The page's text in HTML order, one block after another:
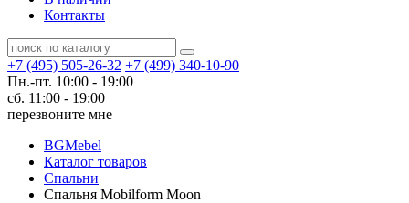
Контакты
+7 (495) 505-26-32 +7 (499) 340-10-90
Пн.-пт. 10:00 - 19:00
сб. 11:00 - 19:00
перезвоните мне
BGMebel
Каталог товаров
Спальни
Спальня Mobilform Moon